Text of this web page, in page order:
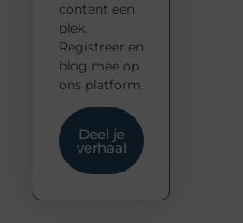
content een
plek.
Registreer en
blog mee op
ons platform.
Deel je
verhaal